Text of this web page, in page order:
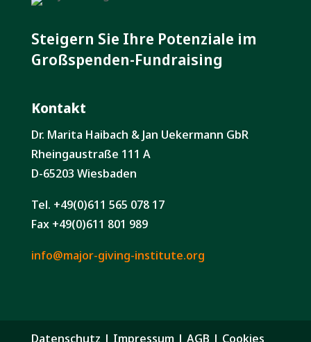
Steigern Sie Ihre Potenziale im
Großspenden-Fundraising
Kontakt
Dr. Marita Haibach & Jan Uekermann GbR
Rheingaustraße 111 A
D-65203 Wiesbaden
Tel. +49(0)611 565 078 17
Fax +49(0)611 801 989
info@major-giving-institute.org
Datenschutz | Impressum| AGB | Cookies